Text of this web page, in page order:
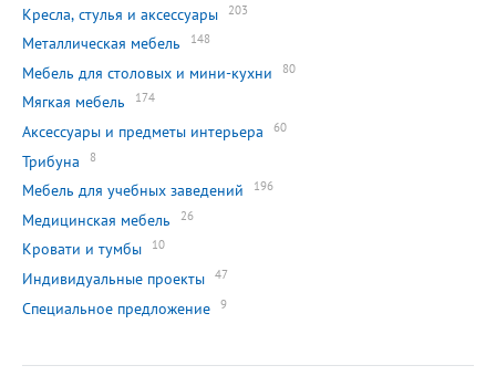
Кресла, стулья и аксессуары 203
Металлическая мебель 148
Мебель для столовых и мини-кухни 80
Мягкая мебель 174
Аксессуары и предметы интерьера 60
Трибуна 8
Мебель для учебных заведений 196
Медицинская мебель 26
Кровати и тумбы 10
Индивидуальные проекты 47
Специальное предложение 9